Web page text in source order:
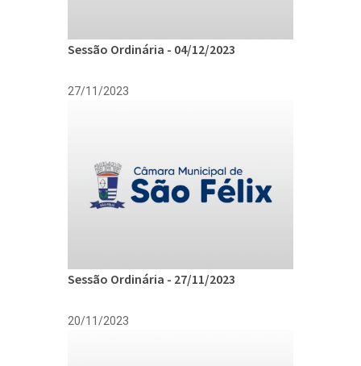
Sessão Ordinária - 04/12/2023
27/11/2023
Sessão Ordinária - 27/11/2023
20/11/2023